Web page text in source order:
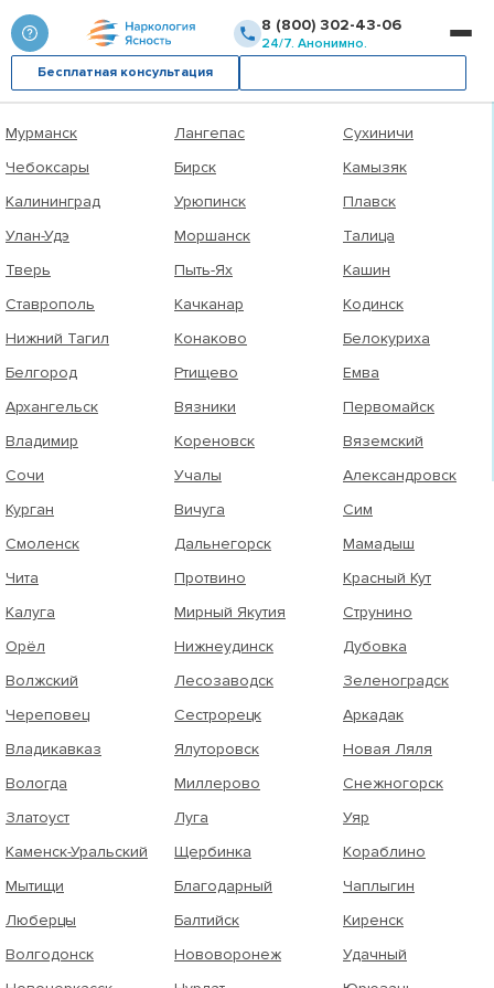
8 (800) 302-43-06
24/7. Анонимно.
Бесплатная консультация
Выберите город
Уфа
Мурманск
Чебоксары
Калининград
Улан-Удэ
Тверь
Ставрополь
Нижний Тагил
Белгород
Архангельск
Владимир
Сочи
Курган
Смоленск
Чита
Калуга
Орёл
Волжский
Череповец
Владикавказ
Вологда
Златоуст
Каменск-Уральский
Мытищи
Люберцы
Волгодонск
Пугачёв
Лангепас
Бирск
Урюпинск
Моршанск
Пыть-Ях
Качканар
Конаково
Ртищево
Вязники
Кореновск
Учалы
Вичуга
Дальнегорск
Протвино
Мирный Якутия
Нижнеудинск
Лесозаводск
Сестрорецк
Ялуторовск
Миллерово
Луга
Щербинка
Благодарный
Балтийск
Нововоронеж
Невель
Сухиничи
Камызяк
Плавск
Талица
Кашин
Кодинск
Белокуриха
Емва
Первомайск
Вяземский
Александровск
Сим
Мамадыш
Красный Кут
Струнино
Дубовка
Зеленоградск
Аркадак
Новая Ляля
Снежногорск
Уяр
Кораблино
Чаплыгин
Киренск
Удачный